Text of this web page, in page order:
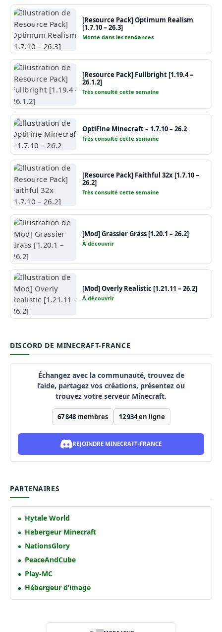
[Resource Pack] Optimum Realism
[1.7.10 – 26.3]
Monte dans les tendances
[Resource Pack] Fullbright [1.19.4 –
26.1.2]
Très consulté cette semaine
OptiFine Minecraft – 1.7.10 – 26.2
Très consulté cette semaine
[Resource Pack] Faithful 32x [1.7.10 –
26.2]
Très consulté cette semaine
[Mod] Grassier Grass [1.20.1 – 26.2]
À découvrir
[Mod] Overly Realistic [1.21.11 – 26.2]
À découvrir
DISCORD DE MINECRAFT-FRANCE
Échangez avec la communauté, trouvez de
l’aide, partagez vos créations, présentez ou
trouvez votre serveur Minecraft.
67 848membres 12 934en ligne
REJOINDRE MINECRAFT-FRANCE
PARTENAIRES
Hytale World
Hebergeur Minecraft
NationsGlory
PeaceAndCube
Play-MC
Hébergeur d’image